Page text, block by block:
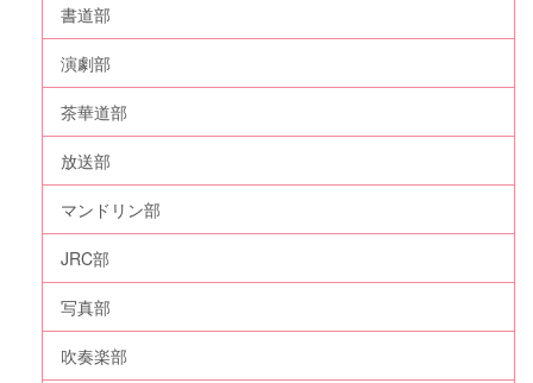
書道部
演劇部
茶華道部
放送部
マンドリン部
JRC部
写真部
吹奏楽部